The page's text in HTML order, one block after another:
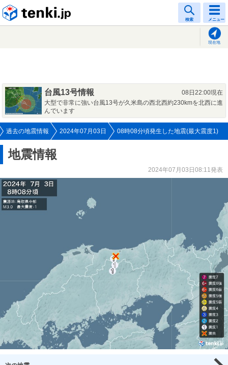
検索 メニュー
現在地
台風13号情報
08日22:00現在
大型で非常に強い台風13号が久米島の西北西約230kmを北西に進
んでいます
過去の地震情報 2024年07月03日 08時08分頃発生した地震(最大震度1)
地震情報
2024年07月03日08:11発表